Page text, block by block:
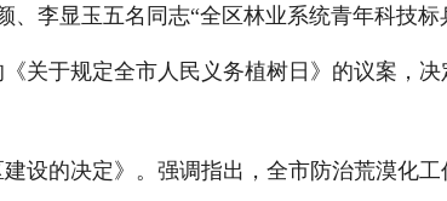
李显玉五名同志“全区林业系统青年科技标
关于规定全市人民义务植树日》的议案，决
设的决定》。强调指出，全市防治荒漠化工